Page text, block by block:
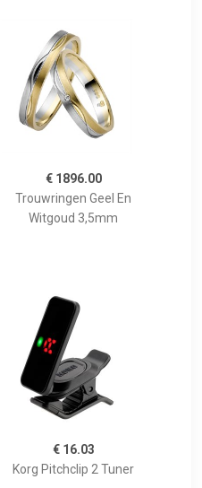
€ 1896.00
Trouwringen Geel En
Witgoud 3,5mm
€ 16.03
Korg Pitchclip 2 Tuner